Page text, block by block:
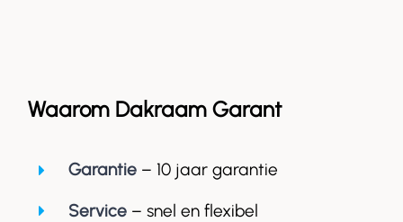
Waarom Dakraam Garant
Garantie– 10 jaar garantie
Service – snel en flexibel